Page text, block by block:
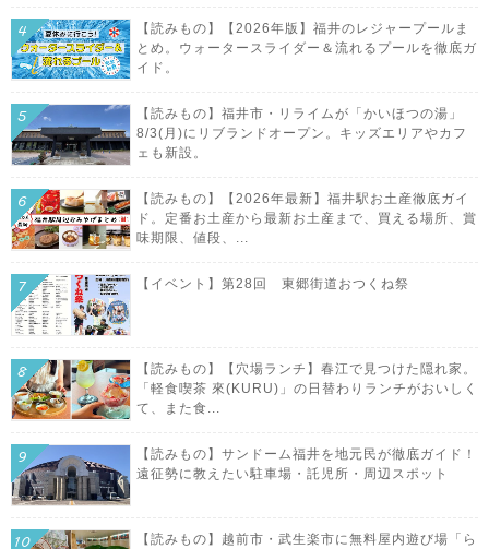
【読みもの】【2026年版】福井のレジャープールま
とめ。ウォータースライダー＆流れるプールを徹底ガ
イド。
【読みもの】福井市・リライムが「かいほつの湯」
8/3(月)にリブランドオープン。キッズエリアやカフ
ェも新設。
【読みもの】【2026年最新】福井駅お土産徹底ガイ
ド。定番お土産から最新お土産まで、買える場所、賞
味期限、値段、...
【イベント】第28回 東郷街道おつくね祭
【読みもの】【穴場ランチ】春江で見つけた隠れ家。
「軽食喫茶 來(KURU)」の日替わりランチがおいしく
て、また食...
【読みもの】サンドーム福井を地元民が徹底ガイド！
遠征勢に教えたい駐車場・託児所・周辺スポット
【読みもの】越前市・武生楽市に無料屋内遊び場「ら